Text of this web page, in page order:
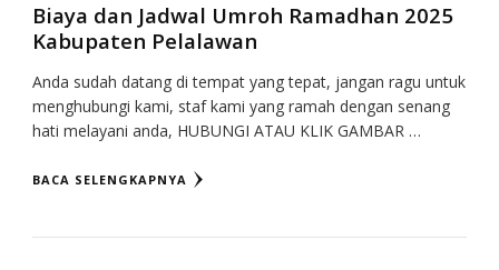
Biaya dan Jadwal Umroh Ramadhan 2025
Kabupaten Pelalawan
Anda sudah datang di tempat yang tepat, jangan ragu untuk
menghubungi kami, staf kami yang ramah dengan senang
hati melayani anda, HUBUNGI ATAU KLIK GAMBAR …
BACA SELENGKAPNYA